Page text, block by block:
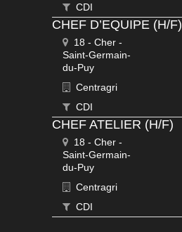
CDI
CHEF D’EQUIPE (H/F)
18 - Cher -
Saint-Germain-
du-Puy
Centragri
CDI
CHEF ATELIER (H/F)
18 - Cher -
Saint-Germain-
du-Puy
Centragri
CDI